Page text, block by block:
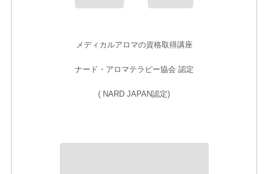
メディカルアロマの資格取得講座
ナード・アロマテラピー協会 認定
( NARD JAPAN認定)